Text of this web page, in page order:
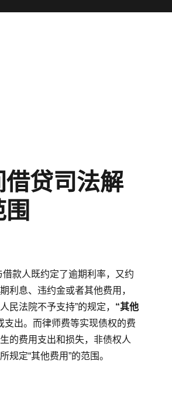
借贷司法解
款人既约定了逾期利率，又约
利息、违约金或者其他费用，
民法院不予支持”的规定， “其他
出。而律师费等实现债权的费
的费用支出和损失，非债权人
定“其他费用”的范围。